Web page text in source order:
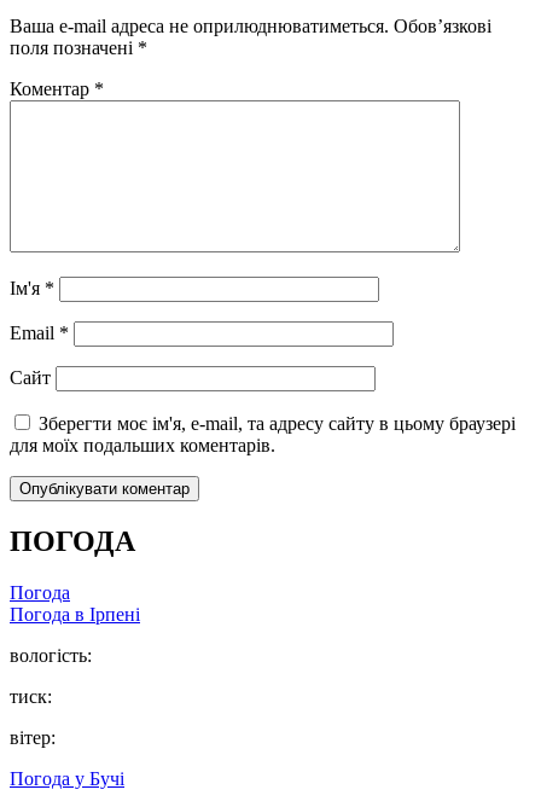
Ваша e-mail адреса не оприлюднюватиметься. Обов’язкові
поля позначені *
Коментар *
Ім'я *
Email *
Сайт
Зберегти моє ім'я, e-mail, та адресу сайту в цьому браузері
для моїх подальших коментарів.
ПОГОДА
Погода
Погода в Ірпені
вологість:
тиск:
вітер:
Погода у Бучі